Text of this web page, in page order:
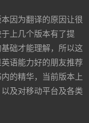
因为翻译的原因让很
上几个版本有了提
础才能理解，所以这
语能力好的朋友推荐
的精华，当前版本上
及对移动平台及各类